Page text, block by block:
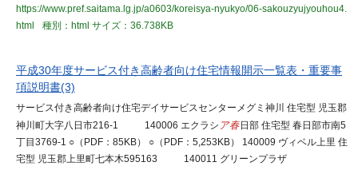
https://www.pref.saitama.lg.jp/a0603/koreisya-nyukyo/06-sakouzyujyouhou4.
html
種別：html サイズ：36.738KB
平成30年度サービス付き高齢者向け住宅情報開示一覧表・重要事
項説明書(3)
サービス付き高齢者向け住宅デイサービスセンターメグミ神川 住宅型 児玉郡
神川町大字八日市216-1 140006 エクラシ ア春日部 住宅型 春日部市南5
丁目3769-1 ○（PDF：85KB） ○（PDF：5,253KB） 140009 ヴィベル上里 住
宅型 児玉郡上里町七本木595163 140011 グリーンプラザ